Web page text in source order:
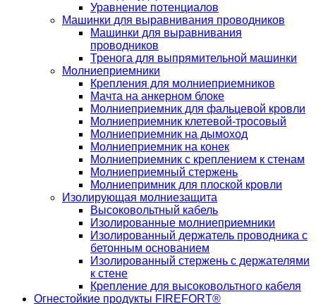
Уравнение потенциалов
Машинки для выравнивания проводников
Машинки для выравнивания
проводников
Тренога для выпрямительной машинки
Молниеприемники
Крепления для молниеприемников
Мачта на анкерном блоке
Молниеприемник для фальцевой кровли
Молниеприемник клетевой-тросовый
Молниеприемник на дымоход
Молниеприемник на конек
Молниеприемник с креплением к стенам
Молниеприемный стержень
Молниепримник для плоской кровли
Изолирующая молниезащита
Высоковольтный кабель
Изолированные молниеприемники
Изолированный держатель проводника с
бетонным основанием
Изолированный стержень с держателями
к стене
Крепление для высоковольтного кабеля
Огнестойкие продукты FIREFORT®